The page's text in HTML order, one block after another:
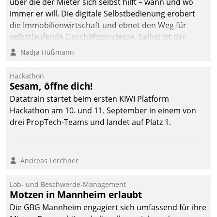
immer er will. Die digitale Selbstbedienung erobert
die Immobilienwirtschaft und ebnet den Weg für
selbstlaufende Geschäftsprozesse. Selbst ist der
Kunde und smart der Serviceanbieter.
Nadja Hußmann
Hackathon
Sesam, öffne dich!
Datatrain startet beim ersten KIWI Platform
Hackathon am 10. und 11. September in einem von
drei PropTech-Teams und landet auf Platz 1.
Andreas Lerchner
Lob- und Beschwerde-Management
Motzen in Mannheim erlaubt
Die GBG Mannheim engagiert sich umfassend für ihre